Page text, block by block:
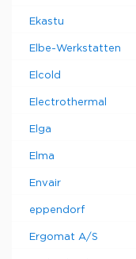
Ekastu
Elbe-Werkstatten
Elcold
Electrothermal
Elga
Elma
Envair
eppendorf
Ergomat A/S